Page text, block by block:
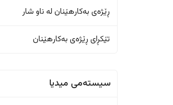
ڕێژەى بەکارهێنان له ناو شار
تێکڕای ڕێژەى بەکارهێنان
سیستەمی میدیا